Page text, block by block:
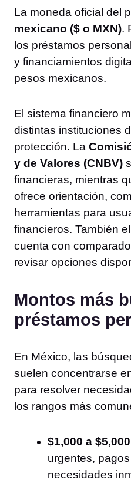
La moneda oficial del
mexicano ($ o MXN).
los préstamos
y financiamientos
pesos mexicanos.
El sistema financiero
distintas instituciones
protección. La
y de Valores (CNBV)
financieras, mientras
ofrece orientación,
herramientas para
financieros. También el
cuenta con
revisar opciones
Montos más
préstamos
En México, las
suelen concentrarse
para resolver
los rangos más
$1,000 a
urgentes,
necesidades